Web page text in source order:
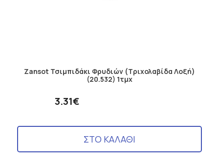
Zansot Τσιμπιδάκι Φρυδιών (Τριχολαβίδα Λοξή)
(20.532) 1τμχ
3.31€
ΣΤΟ ΚΑΛΑΘΙ